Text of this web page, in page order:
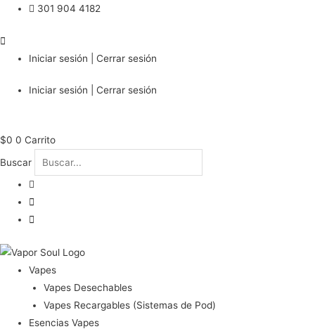
301 904 4182
Iniciar sesión | Cerrar sesión
Iniciar sesión | Cerrar sesión
$0 0 Carrito
Buscar
Vapes
Vapes Desechables
Vapes Recargables (Sistemas de Pod)
Esencias Vapes